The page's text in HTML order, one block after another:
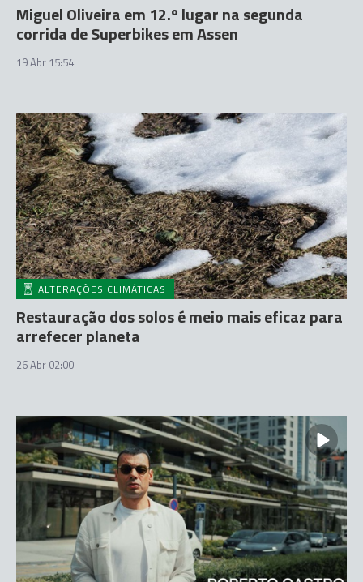
Miguel Oliveira em 12.º lugar na segunda
corrida de Superbikes em Assen
19 Abr 15:54
ALTERAÇÕES CLIMÁTICAS
Restauração dos solos é meio mais eficaz para
arrefecer planeta
26 Abr 02:00